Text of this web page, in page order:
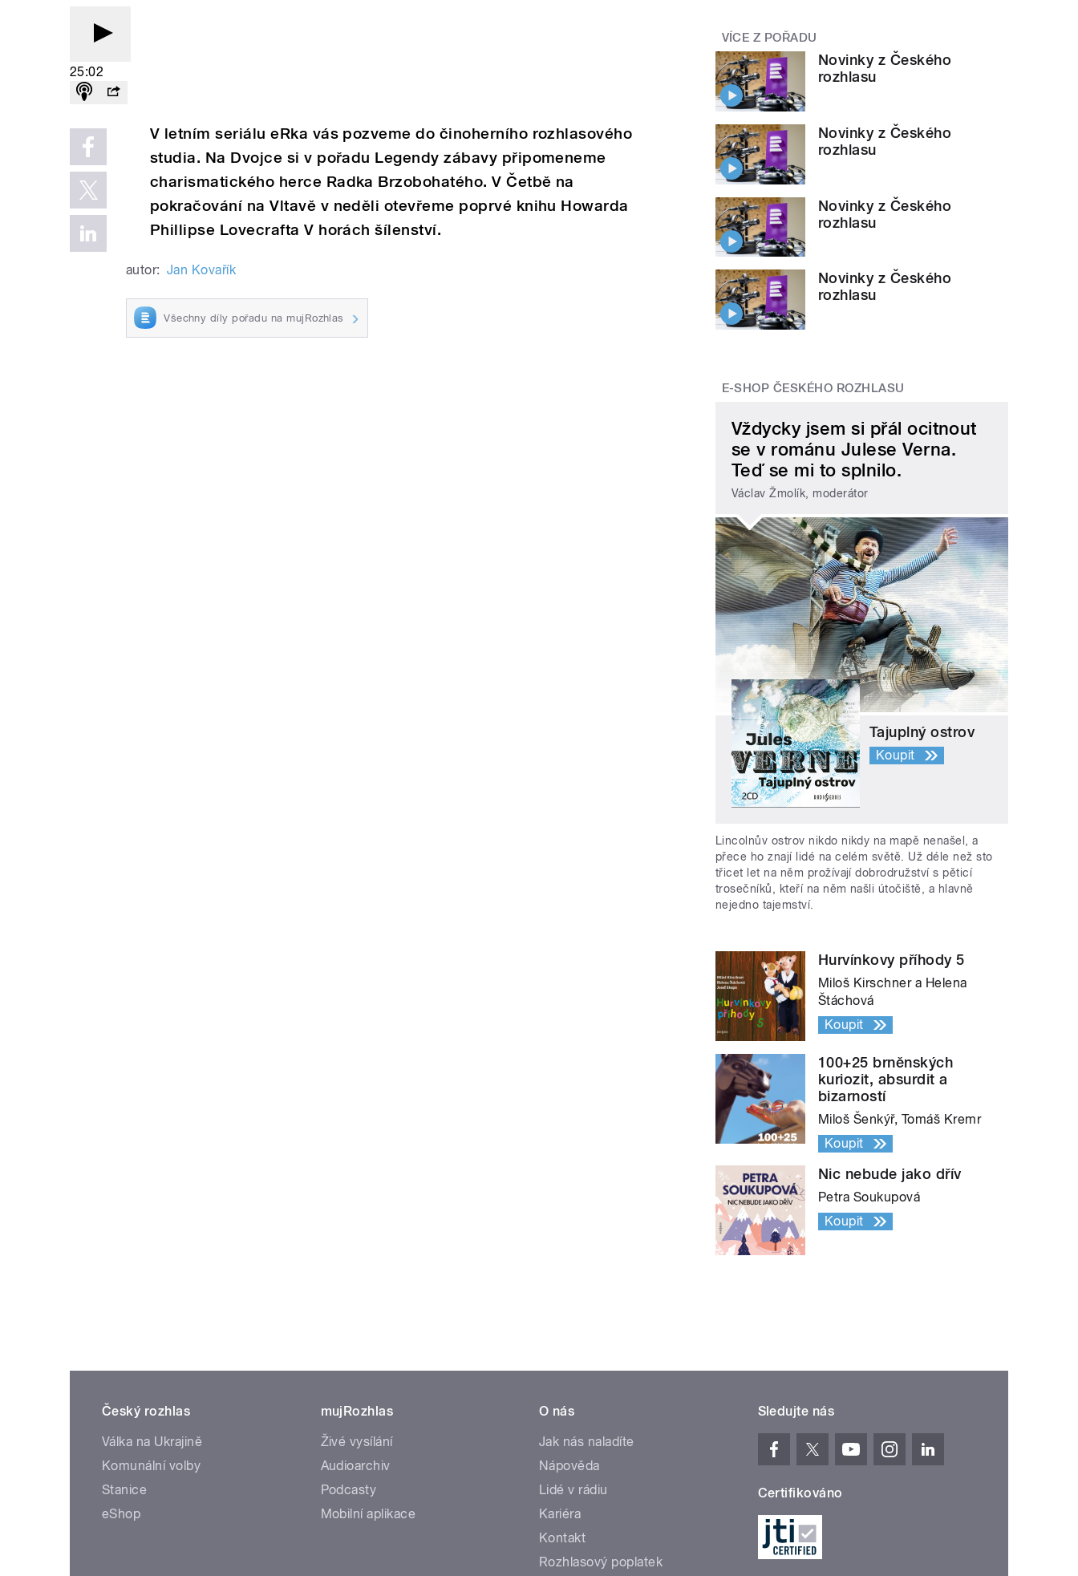
25:02
V letním seriálu eRka vás pozveme do činoherního rozhlasového
studia. Na Dvojce si v pořadu Legendy zábavy připomeneme
charismatického herce Radka Brzobohatého. V Četbě na
pokračování na Vltavě v neděli otevřeme poprvé knihu Howarda
Phillipse Lovecrafta V horách šílenství.
autor: Jan Kovařík
Všechny díly pořadu na mujRozhlas
VÍCE Z POŘADU
Novinky z Českého
rozhlasu
Novinky z Českého
rozhlasu
Novinky z Českého
rozhlasu
Novinky z Českého
rozhlasu
E-SHOP ČESKÉHO ROZHLASU
Vždycky jsem si přál ocitnout
se v románu Julese Verna.
Teď se mi to splnilo.
Václav Žmolík, moderátor
Tajuplný ostrov
Koupit
Lincolnův ostrov nikdo nikdy na mapě nenašel, a
přece ho znají lidé na celém světě. Už déle než sto
třicet let na něm prožívají dobrodružství s pěticí
trosečníků, kteří na něm našli útočiště, a hlavně
nejedno tajemství.
Hurvínkovy příhody 5
Miloš Kirschner a Helena
Štáchová
Koupit
100+25 brněnských
kuriozit, absurdit a
bizarností
Miloš Šenkýř, Tomáš Kremr
Koupit
Nic nebude jako dřív
Petra Soukupová
Koupit
Český rozhlas
Válka na Ukrajině
Komunální volby
Stanice
eShop
mujRozhlas
Živé vysílání
Audioarchiv
Podcasty
Mobilní aplikace
O nás
Jak nás naladíte
Nápověda
Lidé v rádiu
Kariéra
Kontakt
Rozhlasový poplatek
Sledujte nás
Certifikováno